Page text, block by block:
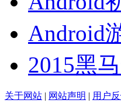
Android
2015黑
关于网站 | 网站声明 | 用户